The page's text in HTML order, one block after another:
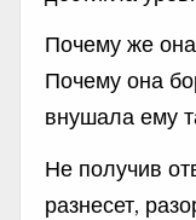
Почему же
Почему она
внушала ему
Не получив
разнесет,